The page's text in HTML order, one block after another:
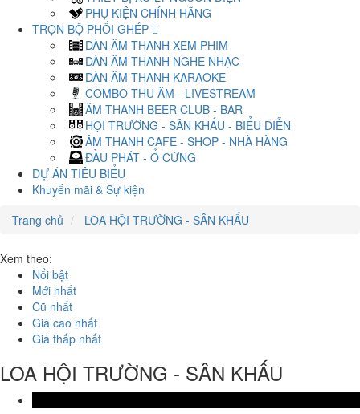
PHỤ KIỆN CHÍNH HÃNG
TRỌN BỘ PHỐI GHÉP
DÀN ÂM THANH XEM PHIM
DÀN ÂM THANH NGHE NHẠC
DÀN ÂM THANH KARAOKE
COMBO THU ÂM - LIVESTREAM
ÂM THANH BEER CLUB - BAR
HỘI TRƯỜNG - SÂN KHẤU - BIỂU DIỄN
ÂM THANH CAFE - SHOP - NHÀ HÀNG
ĐẦU PHÁT - Ổ CỨNG
DỰ ÁN TIÊU BIỂU
Khuyến mãi & Sự kiện
Trang chủ
LOA HỘI TRƯỜNG - SÂN KHẤU
Xem theo:
Nổi bật
Mới nhất
Cũ nhất
Giá cao nhất
Giá thấp nhất
LOA HỘI TRƯỜNG - SÂN KHẤU